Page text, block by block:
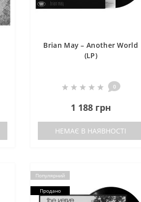
Brian May – Another World
(LP)
0
1 188 грн
НЕМАЄ В НАЯВНОСТІ
Популярний
Продано